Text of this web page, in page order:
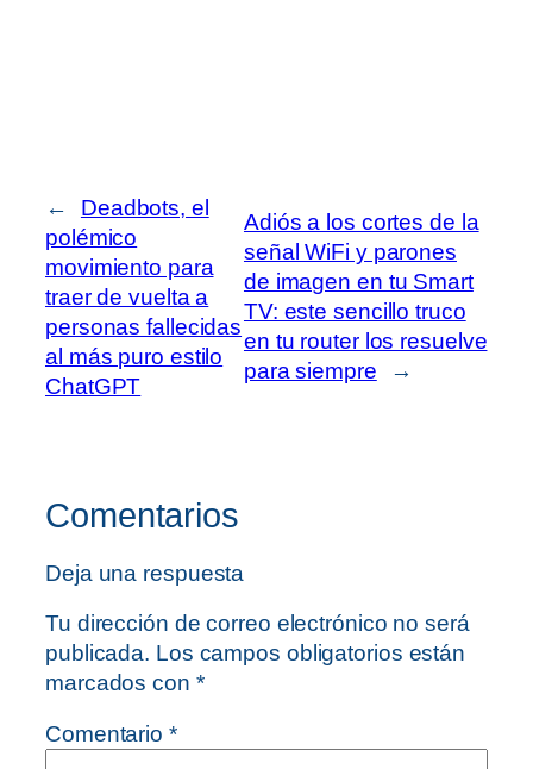
←
Deadbots, el
polémico
movimiento para
traer de vuelta a
personas fallecidas
al más puro estilo
ChatGPT
Adiós a los cortes de la
señal WiFi y parones
de imagen en tu Smart
TV: este sencillo truco
en tu router los resuelve
para siempre
→
Comentarios
Deja una respuesta
Tu dirección de correo electrónico no será
publicada. Los campos obligatorios están
marcados con *
Comentario *